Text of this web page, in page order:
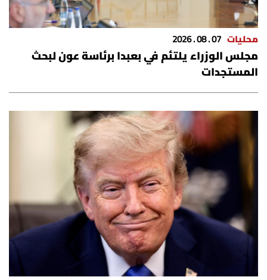
فيديو
من نحن
شروط الاستخدام
شروط الإشتراك
Digital solutions by
محليات 07 . 08 . 2026
مجلس الوزراء يلتئم في بعبدا برئاسة عون لبحث
المستجدات